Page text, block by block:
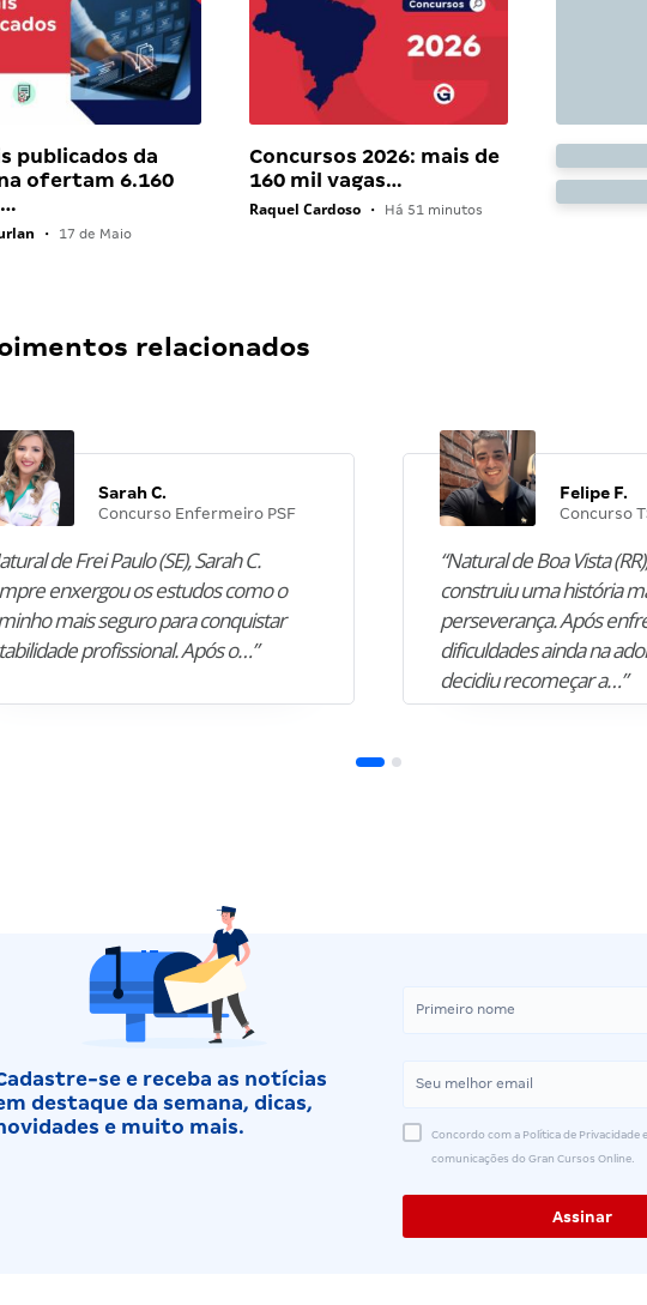
publicados da
ofertam 6.160
• 17 de Maio
Concursos 2026: mais de
160 mil vagas…
Raquel Cardoso • Há 51 minutos
relacionados
Sarah C.
Concurso Enfermeiro PSF
de Frei Paulo (SE), Sarah C.
enxergou os estudos como o
mais seguro para conquistar
profissional. Após o…”
Felipe F.
Concurso
“Natural de Boa Vista
construiu uma história
perseverança. Após
dificuldades ainda na
decidiu recomeçar a…”
se e receba as notícias
destaque da semana, dicas,
e muito mais.
Concordo com a Política de Privacidade
comunicações do Gran Cursos Online.